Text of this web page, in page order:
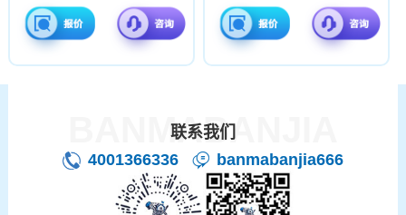
BANMABANJIA
联系我们
4001366336
banmabanjia666